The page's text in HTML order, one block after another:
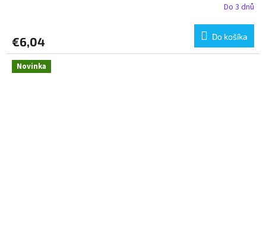
Do 3 dnů
€6,04 Do košíka
Novinka